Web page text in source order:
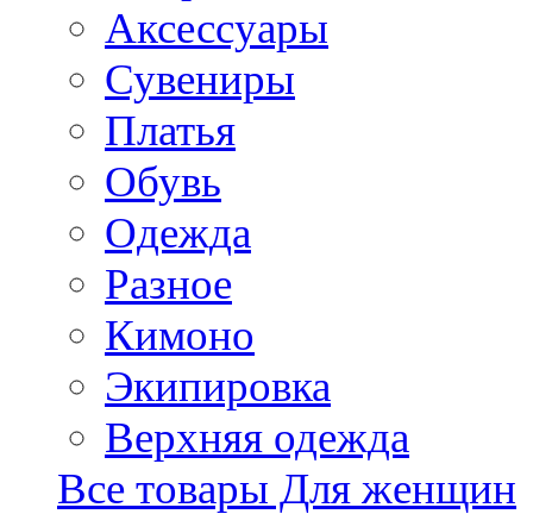
Аксессуары
Сувениры
Платья
Обувь
Одежда
Разное
Кимоно
Экипировка
Верхняя одежда
Все товары Для женщин